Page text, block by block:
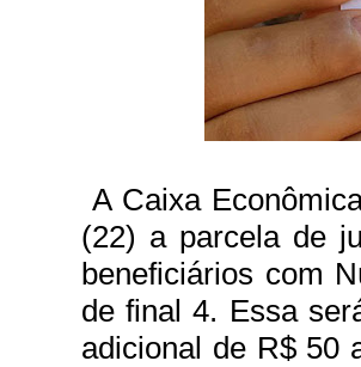
A Caixa
(22) a parcela de
beneficiários com
de final 4. Essa
adicional de R$ 50